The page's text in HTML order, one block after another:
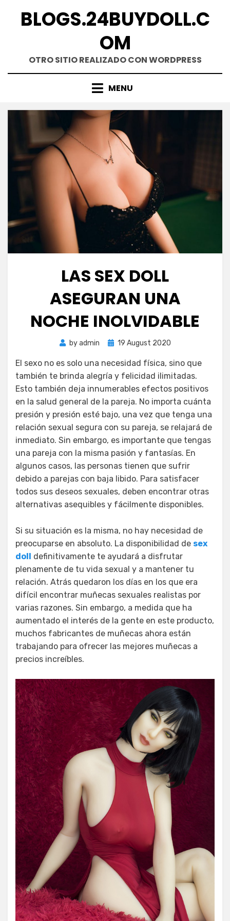
BLOGS.24BUYDOLL.C
OM
OTRO SITIO REALIZADO CON WORDPRESS
MENU
LAS SEX DOLL
ASEGURAN UNA
NOCHE INOLVIDABLE
byadmin
Posted
19 August 2020
El sexo no es solo una necesidad física, sino que
también te brinda alegría y felicidad ilimitadas.
Esto también deja innumerables efectos positivos
en la salud general de la pareja. No importa cuánta
presión y presión esté bajo, una vez que tenga una
relación sexual segura con su pareja, se relajará de
inmediato. Sin embargo, es importante que tengas
una pareja con la misma pasión y fantasías. En
algunos casos, las personas tienen que sufrir
debido a parejas con baja libido. Para satisfacer
todos sus deseos sexuales, deben encontrar otras
alternativas asequibles y fácilmente disponibles.
Si su situación es la misma, no hay necesidad de
preocuparse en absoluto. La disponibilidad de sex
doll definitivamente te ayudará a disfrutar
plenamente de tu vida sexual y a mantener tu
relación. Atrás quedaron los días en los que era
difícil encontrar muñecas sexuales realistas por
varias razones. Sin embargo, a medida que ha
aumentado el interés de la gente en este producto,
muchos fabricantes de muñecas ahora están
trabajando para ofrecer las mejores muñecas a
precios increíbles.